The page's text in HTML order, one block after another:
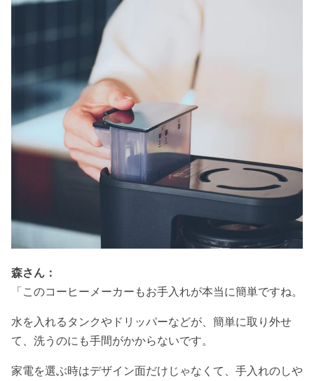
森さん：
「このコーヒーメーカーもお手入れが本当に簡単ですね。
水を入れるタンクやドリッパーなどが、簡単に取り外せ
て、洗うのにも手間がかからないです。
家電を選ぶ時はデザイン面だけじゃなくて、手入れのしや